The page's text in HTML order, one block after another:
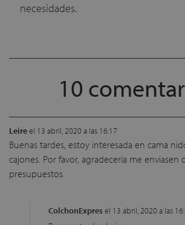
necesidades.
10
Leireel 13 abril, 2020 a las 16:17
Buenas tardes, estoy interesada en cama
cajones. Por favor, agradecería me enviasen
presupuestos.
ColchonExpresel 13 abril, 2020 a las